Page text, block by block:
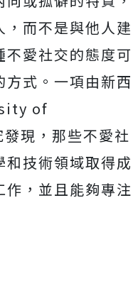
而不是與他人建
愛社交的態度可
式。一項由新西
of
現，那些不愛社
技術領域取得成
作，並且能夠專注